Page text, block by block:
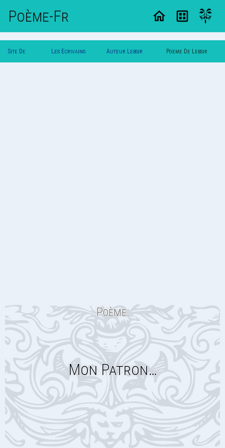
Poème-Fr
Site De Les Ecrivains Auteur Lebsir Poeme De Lebsir
Poème:
Mon Patron…